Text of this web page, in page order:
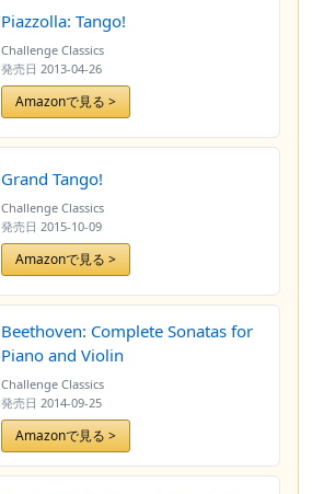
Piazzolla: Tango!
Challenge Classics
発売日 2013-04-26
Amazonで見る >
Grand Tango!
Challenge Classics
発売日 2015-10-09
Amazonで見る >
Beethoven: Complete Sonatas for
Piano and Violin
Challenge Classics
発売日 2014-09-25
Amazonで見る >